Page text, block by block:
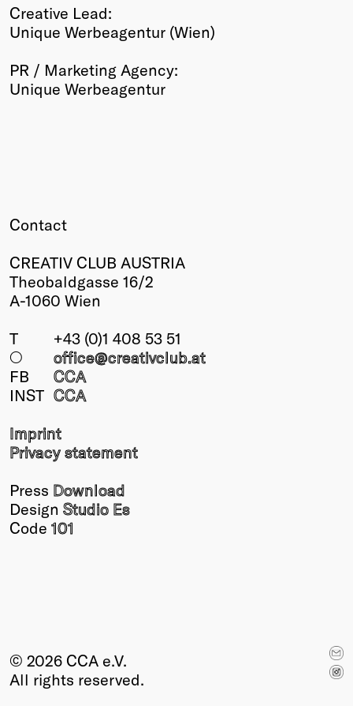
Creative Lead:
Unique Werbeagentur (Wien)
PR / Marketing Agency:
Unique Werbeagentur
Contact
CREATIV CLUB AUSTRIA
Theobaldgasse 16/2
A-1060 Wien
T
+43 (0)1 408 53 51
○
office@creativclub.at
FB
CCA
INST CCA
Imprint
Privacy statement
Press Download
Design Studio Es
Code 101
© 2026 CCA e.V.
All rights reserved.